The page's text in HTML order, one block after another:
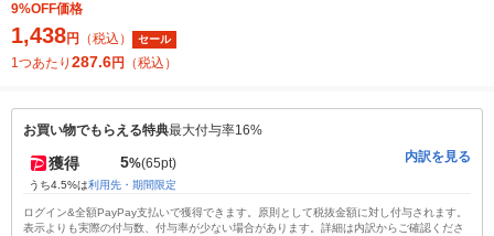
9%OFF価格
1,438円 （税込） セール
1つあたり 287.6円 （税込）
お買い物でもらえる特典最大付与率16%
獲得 5%(65pt)
うち4.5%は利用先・期間限定
内訳を見る
ログイン&全額PayPay支払いで獲得できます。原則として税抜金額に対し付与されます。
表示よりも実際の付与数、付与率が少ない場合があります。詳細は内訳からご確認くださ